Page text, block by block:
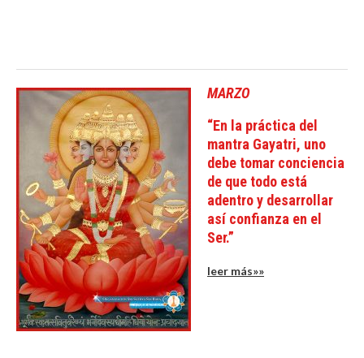
MARZO
“En la práctica del
mantra Gayatri, uno
debe tomar conciencia
de que todo está
adentro y desarrollar
así confianza en el
Ser.”
leer más»»